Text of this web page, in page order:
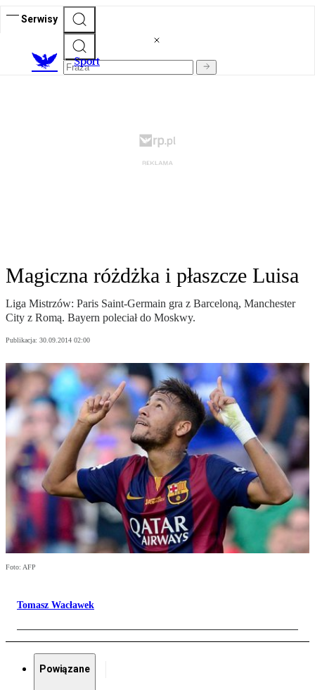
Serwisy
Sport
Magiczna różdżka i płaszcze Luisa
Liga Mistrzów: Paris Saint-Germain gra z Barceloną, Manchester
City z Romą. Bayern poleciał do Moskwy.
Publikacja: 30.09.2014 02:00
Foto: AFP
Tomasz Wacławek
Powiązane